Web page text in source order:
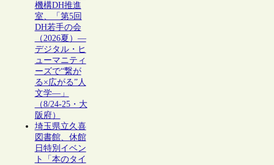
機構DH推進
室、「第5回
DH若手の会
（2026夏）―
デジタル・ヒ
ューマニティ
ーズで“繋が
る×広がる”人
文学―」
（8/24-25・大
阪府）
埼玉県立久喜
図書館、休館
日特別イベン
ト「本のタイ